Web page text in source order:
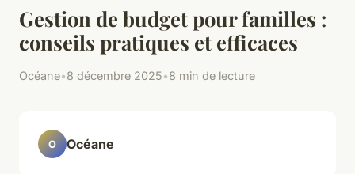
Gestion de budget pour familles :
conseils pratiques et efficaces
Océane•8 décembre 2025•8 min de lecture
O Océane